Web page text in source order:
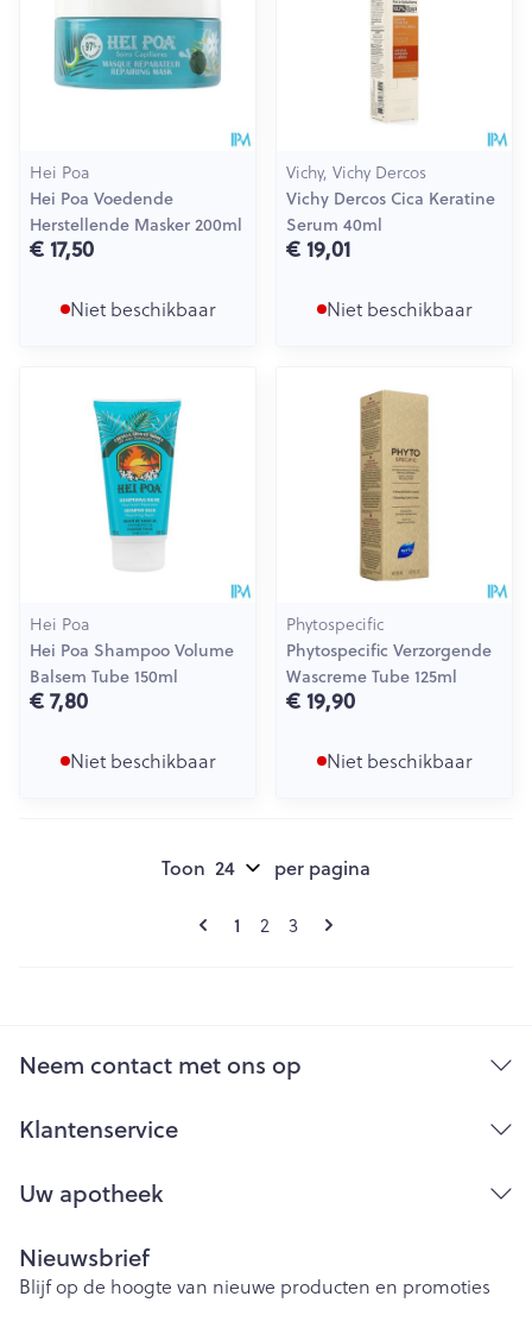
Hei Poa
Hei Poa Voedende
Herstellende Masker 200ml
€ 17,50
Niet beschikbaar
Vichy, Vichy Dercos
Vichy Dercos Cica Keratine
Serum 40ml
€ 19,01
Niet beschikbaar
Hei Poa
Hei Poa Shampoo Volume
Balsem Tube 150ml
€ 7,80
Niet beschikbaar
Phytospecific
Phytospecific Verzorgende
Wascreme Tube 125ml
€ 19,90
Niet beschikbaar
Pagina's
U lees momenteel pagina
1 Pagina
2 Pagina
3
Toon per pagina
Neem contact met ons op
Klantenservice
Uw apotheek
Nieuwsbrief
Blijf op de hoogte van nieuwe producten en promoties